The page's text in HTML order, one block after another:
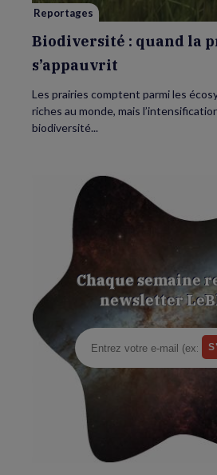
Reportages
Biodiversité : quand la
s’appauvrit
Les prairies comptent parmi les
riches au monde, mais
biodiversité...
Chaque semaine
newsletter